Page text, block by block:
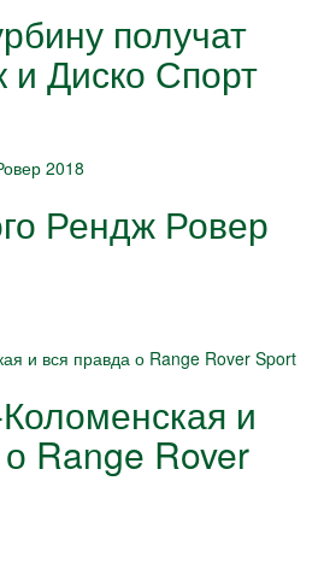
получат
Диско Спорт
Рендж Ровер
и
Range Rover